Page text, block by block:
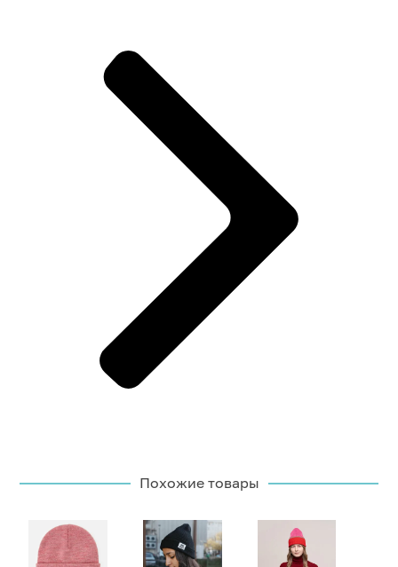
Похожие товары